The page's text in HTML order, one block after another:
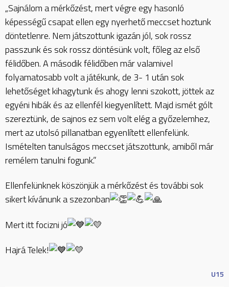
„Sajnálom a mérkőzést, mert végre egy hasonló
képességű csapat ellen egy nyerhető meccset hoztunk
döntetlenre. Nem játszottunk igazán jól, sok rossz
passzunk és sok rossz döntésünk volt, főleg az első
félidőben. A második félidőben már valamivel
folyamatosabb volt a játékunk, de 3- 1 után sok
lehetőséget kihagytunk és ahogy lenni szokott, jöttek az
egyéni hibák és az ellenfél kiegyenlített. Majd ismét gólt
szereztünk, de sajnos ez sem volt elég a győzelemhez,
mert az utolsó pillanatban egyenlített ellenfelünk.
Ismételten tanulságos meccset játszottunk, amiből már
remélem tanulni fogunk.”
Ellenfelünknek köszönjük a mérkőzést és további sok
sikert kívánunk a szezonban
Mert itt focizni jó
Hajrá Telek!
U15